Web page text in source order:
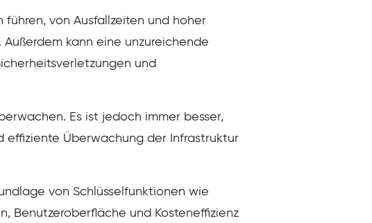
von Ausfallzeiten und hoher
kann eine unzureichende
und
Es ist jedoch immer besser,
effiziente Überwachung der Infrastruktur
von Schlüsselfunktionen wie
Benutzeroberfläche und Kosteneffizienz